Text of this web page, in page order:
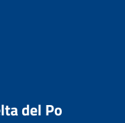
del Po